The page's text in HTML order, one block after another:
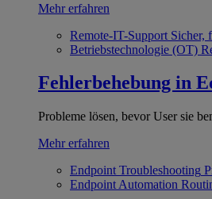
Mehr erfahren
Remote-IT-Support Sicher,
Betriebstechnologie (OT)
Fehlerbehebung in
Probleme lösen, bevor User sie
Mehr erfahren
Endpoint Troubleshooting
Endpoint Automation